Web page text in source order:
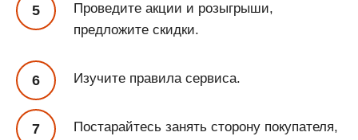
Проведите акции и розыгрыши,
предложите скидки.
Изучите правила сервиса.
Постарайтесь занять сторону покупателя,